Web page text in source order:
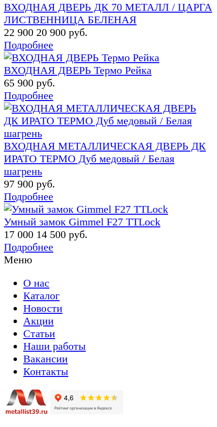
ВХОДНАЯ ДВЕРЬ ДК 70 МЕТАЛЛ / ЦАРГА
ЛИСТВЕННИЦА БЕЛЕНАЯ
22 900 20 900 руб.
Подробнее
ВХОДНАЯ ДВЕРЬ Термо Рейка
65 900 руб.
Подробнее
ВХОДНАЯ МЕТАЛЛИЧЕСКАЯ ДВЕРЬ ДК
ИРАТО ТЕРМО Дуб медовый / Белая
шагрень
97 900 руб.
Подробнее
Умный замок Gimmel F27 TTLock
17 000 14 500 руб.
Подробнее
Меню
О нас
Каталог
Новости
Акции
Статьи
Наши работы
Вакансии
Контакты